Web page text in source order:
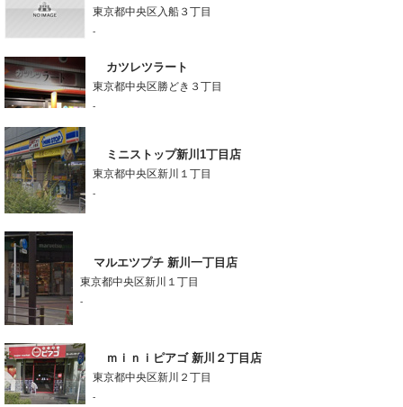
東京都中央区入船３丁目
-
カツレツラート
東京都中央区勝どき３丁目
-
ミニストップ新川1丁目店
東京都中央区新川１丁目
-
マルエツプチ 新川一丁目店
東京都中央区新川１丁目
-
ｍｉｎｉピアゴ 新川２丁目店
東京都中央区新川２丁目
-